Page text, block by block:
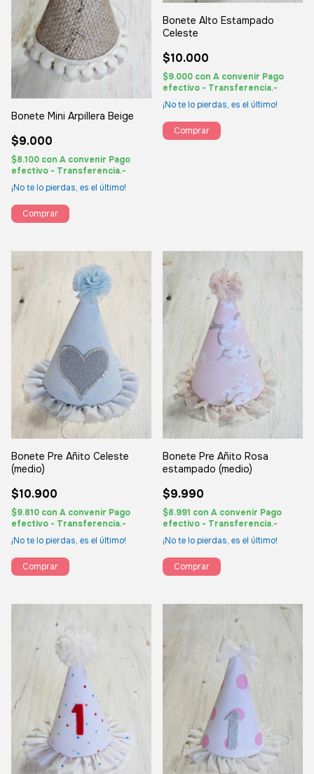
Bonete Mini Arpillera Beige
$9.000
$8.100 con A convenir Pago
efectivo - Transferencia.-
¡No te lo pierdas, es el último!
Comprar
Bonete Alto Estampado
Celeste
$10.000
$9.000 con A convenir Pago
efectivo - Transferencia.-
¡No te lo pierdas, es el último!
Comprar
Bonete Pre Añito Celeste
(medio)
$10.900
$9.810 con A convenir Pago
efectivo - Transferencia.-
¡No te lo pierdas, es el último!
Comprar
Bonete Pre Añito Rosa
estampado (medio)
$9.990
$8.991 con A convenir Pago
efectivo - Transferencia.-
¡No te lo pierdas, es el último!
Comprar